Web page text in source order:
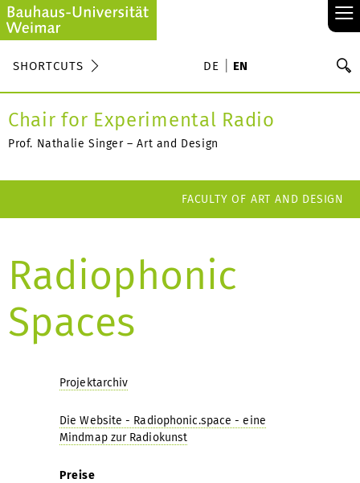
≡
SHORTCUTS DE EN
Chair for Experimental Radio
Prof. Nathalie Singer – Art and Design
FACULTY OF ART AND DESIGN
Radiophonic
Spaces
Projektarchiv
Die Website - Radiophonic.space - eine
Mindmap zur Radiokunst
Preise